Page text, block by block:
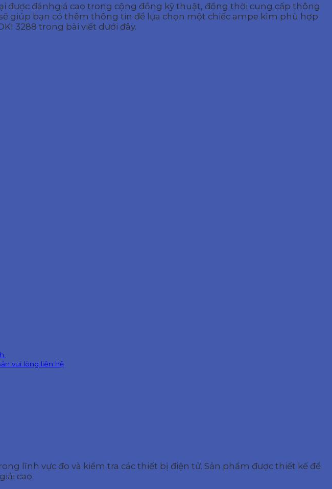
được đánhgiá cao trong cộng đồng kỹ thuật, đồng thời cung cấp thông
giúp bạn có thêm thông tin để lựa chọn một chiếc ampe kìm phù hợp
3288 trong bài viết dưới đây.
vui lòng liên hệ
lĩnh vực đo và kiểm tra các thiết bị điện tử. Sản phẩm được thiết kế để
cao.